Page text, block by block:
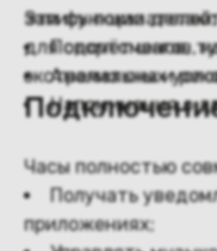
запись показателей;
Подсчёт шагов,
Анализ сна и
Напоминания о
Эти функции
для спортсменов,
экстремальных
Часы полностью
Получать
приложениях;